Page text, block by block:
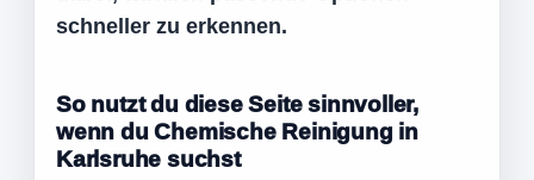
schneller zu erkennen.
So nutzt du diese Seite sinnvoller,
wenn du Chemische Reinigung in
Karlsruhe suchst